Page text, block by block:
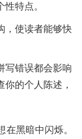
特点。
，使读者能够快
写错误都会影响
的个人陈述，
黑暗中闪烁。